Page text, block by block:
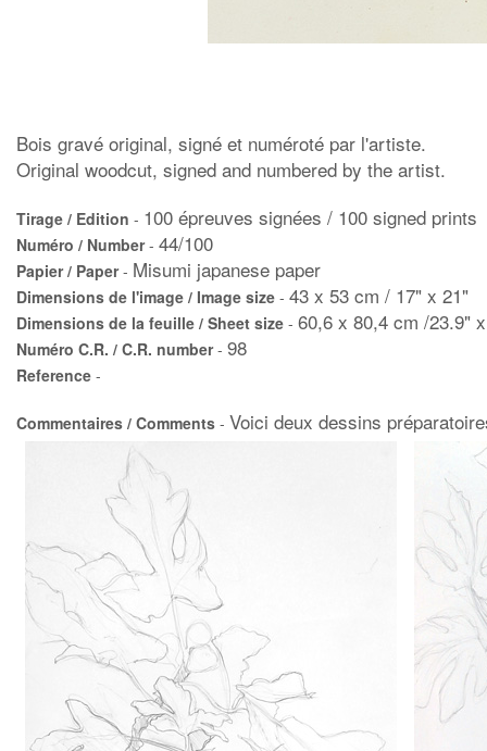
Bois gravé original, signé et numéroté par l'artiste.
Original woodcut, signed and numbered by the artist.
Tirage / Edition - 100 épreuves signées / 100 signed prints
Numéro / Number- 44/100
Papier / Paper- Misumi japanese paper
Dimensions de l'image / Image size - 43 x 53 cm / 17" x 21"
Dimensions de la feuille / Sheet size - 60,6 x 80,4 cm /23.9"
Numéro C.R. / C.R. number- 98
Reference -
Commentaires / Comments - Voici deux dessins